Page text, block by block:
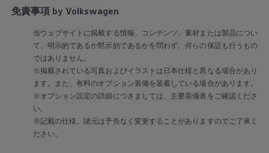
点検と車検
エンジンオイルおよびフルード類
ホイールとタイヤ
路上故障に関するサポート
フォルクスワーゲンサービス
アクセサリー
Lifestyle & goods
Car Navigation System
お客様情報
免責事項 by Volkswagen
当ウェブサイトに掲載する情報、コンテンツ、素材または製品につい
て、明示的であるか黙示的であるかを問わず、何らの保証も行うもの
ではありません。
※掲載されている写真およびイラストは日本仕様と異なる場合があり
ます。また、有料のオプション装備を装着している場合があります。
※オプション設定の詳細につきましては、主要装備表をご確認くださ
い。
※記載の仕様、諸元は予告なく変更することがありますのでご了承く
ださい。